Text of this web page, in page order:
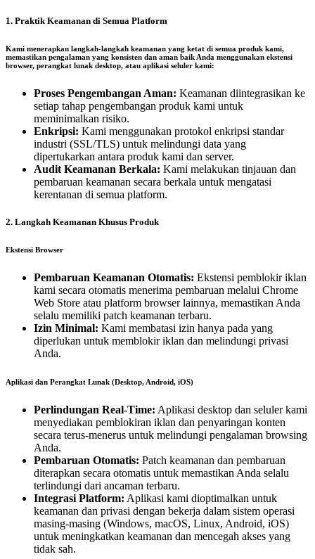
1. Praktik Keamanan di Semua Platform
Kami menerapkan langkah-langkah keamanan yang ketat di semua produk kami,
memastikan pengalaman yang konsisten dan aman baik Anda menggunakan ekstensi
browser, perangkat lunak desktop, atau aplikasi seluler kami:
Proses Pengembangan Aman: Keamanan diintegrasikan ke
setiap tahap pengembangan produk kami untuk
meminimalkan risiko.
Enkripsi: Kami menggunakan protokol enkripsi standar
industri (SSL/TLS) untuk melindungi data yang
dipertukarkan antara produk kami dan server.
Audit Keamanan Berkala: Kami melakukan tinjauan dan
pembaruan keamanan secara berkala untuk mengatasi
kerentanan di semua platform.
2. Langkah Keamanan Khusus Produk
Ekstensi Browser
Pembaruan Keamanan Otomatis: Ekstensi pemblokir iklan
kami secara otomatis menerima pembaruan melalui Chrome
Web Store atau platform browser lainnya, memastikan Anda
selalu memiliki patch keamanan terbaru.
Izin Minimal: Kami membatasi izin hanya pada yang
diperlukan untuk memblokir iklan dan melindungi privasi
Anda.
Aplikasi dan Perangkat Lunak (Desktop, Android, iOS)
Perlindungan Real-Time: Aplikasi desktop dan seluler kami
menyediakan pemblokiran iklan dan penyaringan konten
secara terus-menerus untuk melindungi pengalaman browsing
Anda.
Pembaruan Otomatis: Patch keamanan dan pembaruan
diterapkan secara otomatis untuk memastikan Anda selalu
terlindungi dari ancaman terbaru.
Integrasi Platform: Aplikasi kami dioptimalkan untuk
keamanan dan privasi dengan bekerja dalam sistem operasi
masing-masing (Windows, macOS, Linux, Android, iOS)
untuk meningkatkan keamanan dan mencegah akses yang
tidak sah.